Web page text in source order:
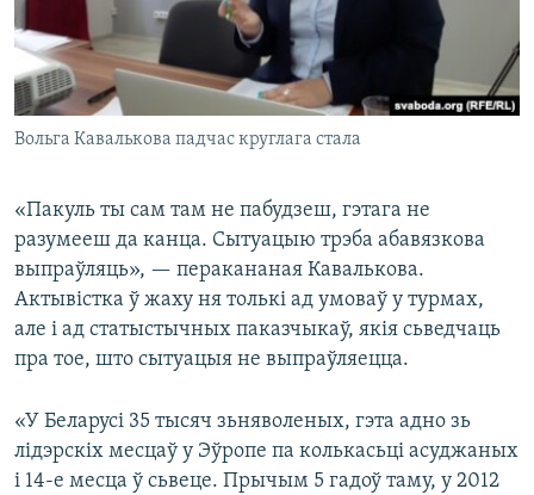
Вольга Кавалькова падчас круглага стала
«Пакуль ты сам там не пабудзеш, гэтага не
разумееш да канца. Сытуацыю трэба абавязкова
выпраўляць», — перакананая Кавалькова.
Актывістка ў жаху ня толькі ад умоваў у турмах,
але і ад статыстычных паказчыкаў, якія сьведчаць
пра тое, што сытуацыя не выпраўляецца.
«У Беларусі 35 тысяч зьняволеных, гэта адно зь
лідэрскіх месцаў у Эўропе па колькасьці асуджаных
і 14-е месца ў сьвеце. Прычым 5 гадоў таму, у 2012